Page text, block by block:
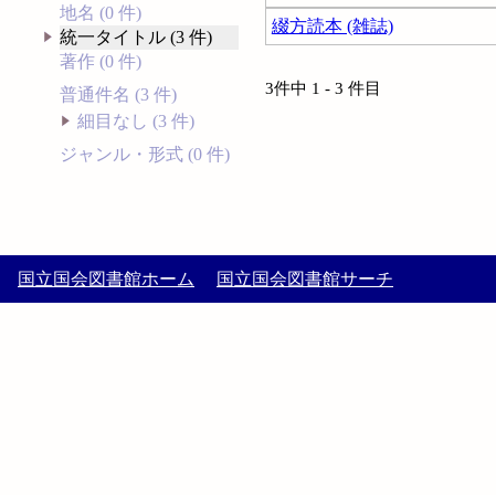
地名 (0 件)
統一タイトル (3 件)
著作 (0 件)
普通件名 (3 件)
細目なし (3 件)
ジャンル・形式 (0 件)
綴方読本 (雑誌)
3件中 1 - 3 件目
国立国会図書館ホーム 国立国会図書館サーチ